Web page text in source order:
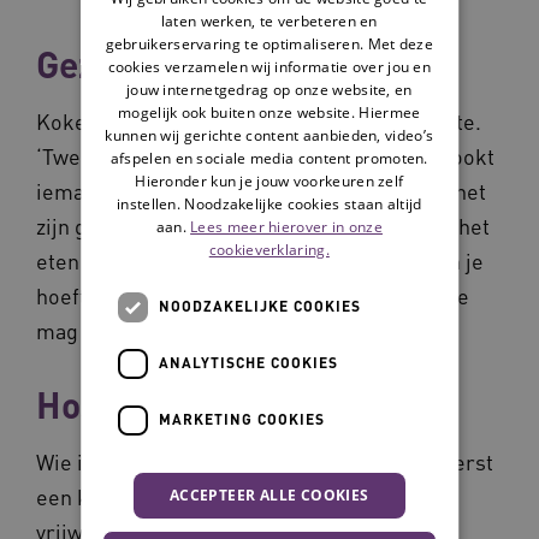
Gezellige avonden
Koken en eten gebeurt in de gedeelde ruimte.
‘Twee keer per week eten we samen, dan kookt
iemand voor de groep. Niet verplicht, maar het
zijn gezellige avonden en vaak blijven we na het
eten ook nog even hangen’, vertelt Enny. ‘En je
hoeft niet altijd mee te doen. Het mooie is: je
mag hier gewoon jezelf zijn.’
Hospiteren
Wie in het Thuishuis wil wonen, doorloopt eerst
een kennismakingstraject. De
vrijwilligerscoördinator voert het eerste
laten werken, te verbeteren en
gebruikerservaring te optimaliseren. Met deze
cookies verzamelen wij informatie over jou en
jouw internetgedrag op onze website, en
mogelijk ook buiten onze website. Hiermee
kunnen wij gerichte content aanbieden, video’s
afspelen en sociale media content promoten.
Hieronder kun je jouw voorkeuren zelf
instellen. Noodzakelijke cookies staan altijd
aan. Lees meer hierover in onze
cookieverklaring.
NOODZAKELIJKE COOKIES
ANALYTISCHE COOKIES
MARKETING COOKIES
ACCEPTEER ALLE COOKIES